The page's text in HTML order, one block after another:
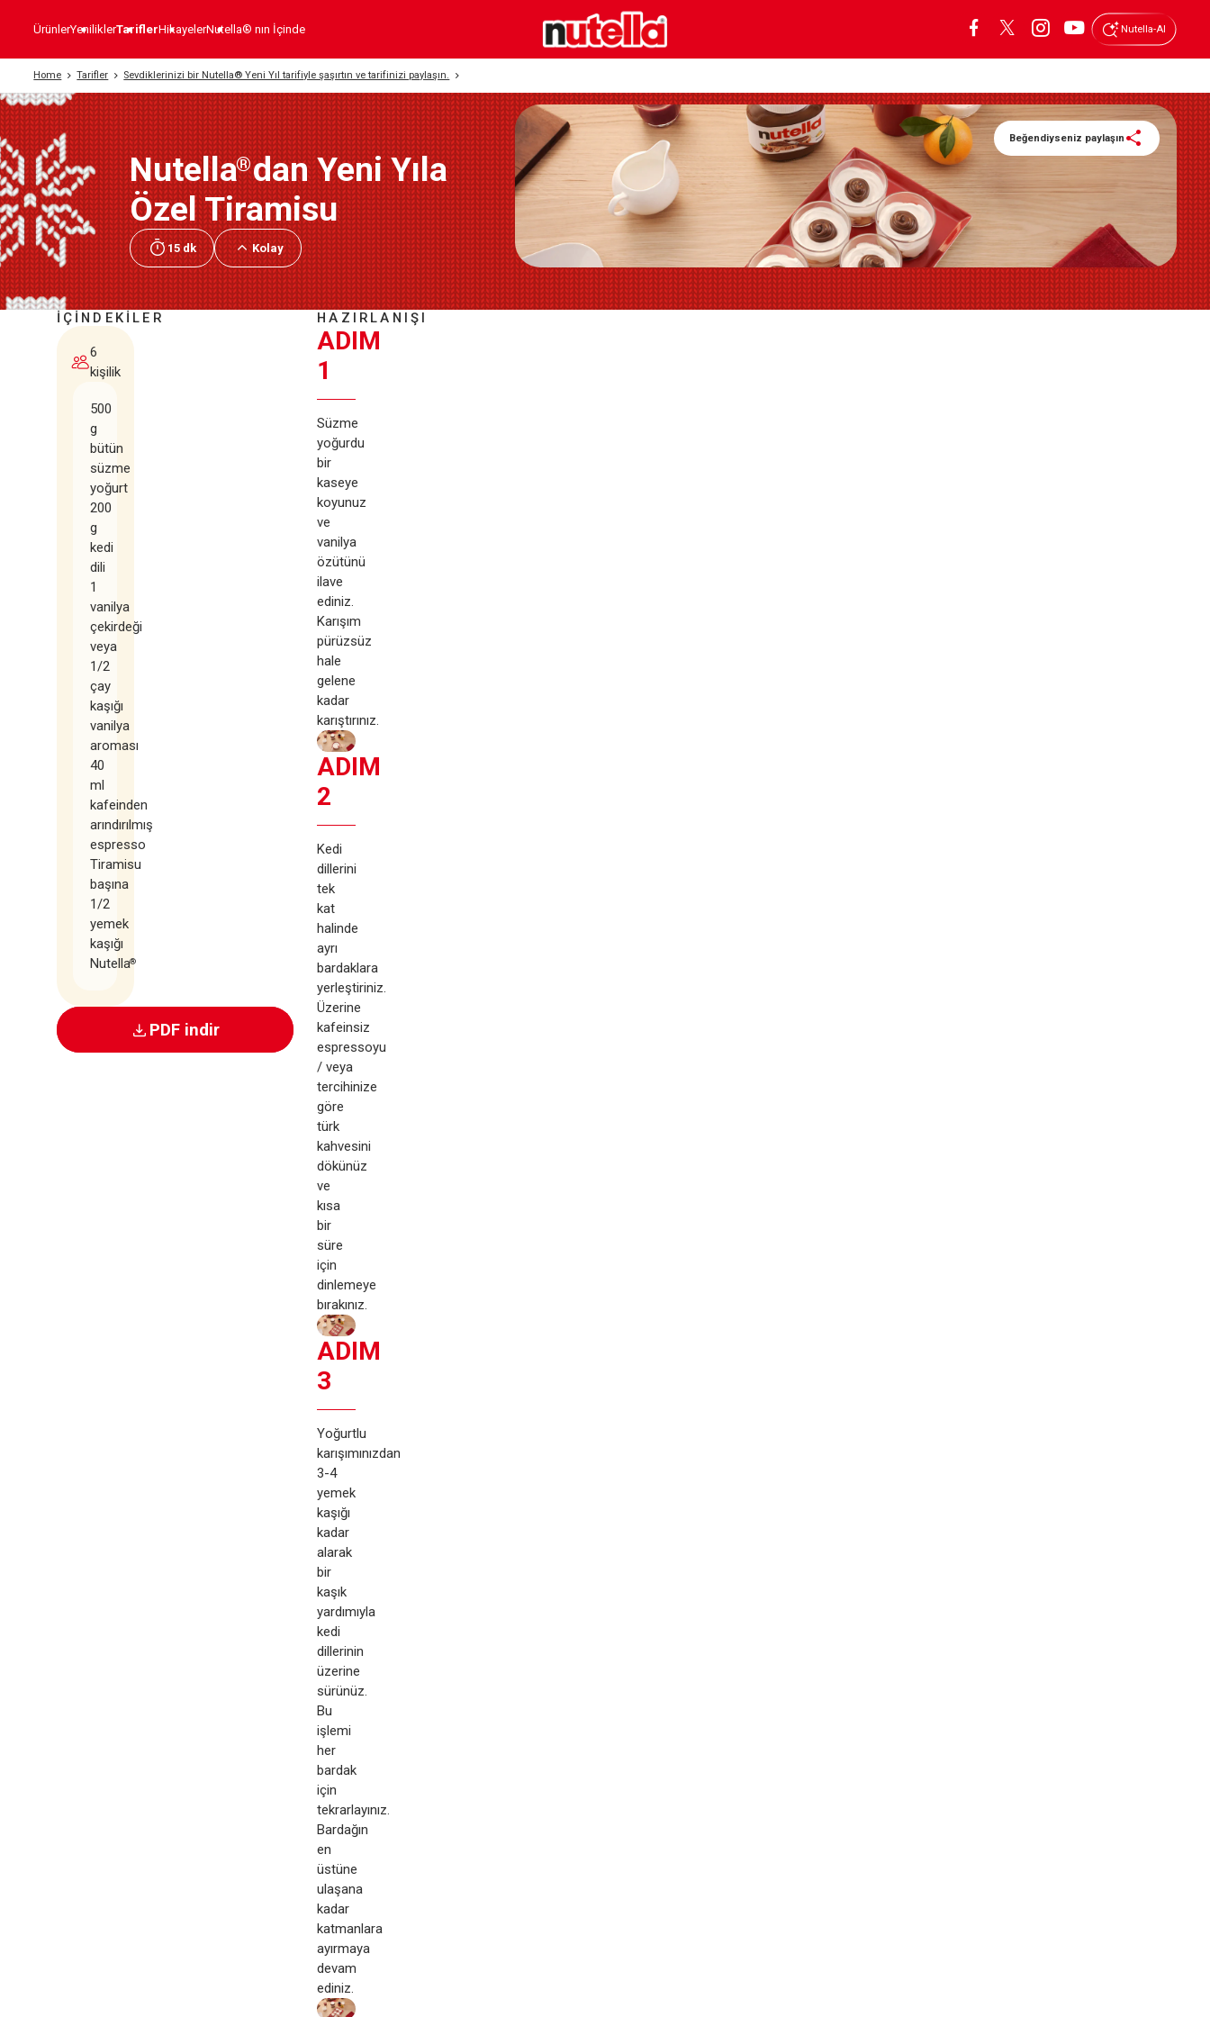
ÜrünlerYeniliklerTariflerHikayelerNutella® nın İçinde Nutella-AI
Home Tarifler Sevdiklerinizi bir Nutella® Yeni Yıl tarifiyle şaşırtın ve tarifinizi paylaşın.
Nutella®dan Yeni Yıla
Özel Tiramisu
15 dk Kolay
Beğendiyseniz paylaşın
İÇİNDEKİLER
6
kişilik
500
g
bütün
süzme
yoğurt
200
g
kedi
dili
1
vanilya
çekirdeği
veya
1/2
çay
kaşığı
vanilya
aroması
40
ml
kafeinden
arındırılmış
espresso
Tiramisu
başına
1/2
yemek
kaşığı
Nutella®
PDF indir
HAZIRLANIŞI
ADIM
1
Süzme
yoğurdu
bir
kaseye
koyunuz
ve
vanilya
özütünü
ilave
ediniz.
Karışım
pürüzsüz
hale
gelene
kadar
karıştırınız.
ADIM
2
Kedi
dillerini
tek
kat
halinde
ayrı
bardaklara
yerleştiriniz.
Üzerine
kafeinsiz
espressoyu
/ veya
tercihinize
göre
türk
kahvesini
dökünüz
ve
kısa
bir
süre
için
dinlemeye
bırakınız.
ADIM
3
Yoğurtlu
karışımınızdan
3-4
yemek
kaşığı
kadar
alarak
bir
kaşık
yardımıyla
kedi
dillerinin
üzerine
sürünüz.
Bu
işlemi
her
bardak
için
tekrarlayınız.
Bardağın
en
üstüne
ulaşana
kadar
katmanlara
ayırmaya
devam
ediniz.